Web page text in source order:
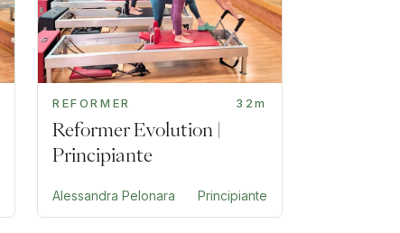
REFORMER 32m
Reformer Evolution |
Principiante
Alessandra Pelonara Principiante